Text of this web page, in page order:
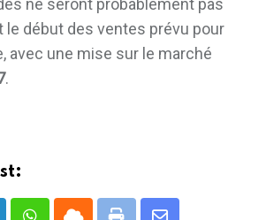
le début des ventes prévu pour
avec une mise sur le marché
.